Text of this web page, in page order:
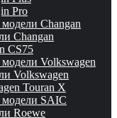
Pro
Changan
Changan
CS75
Volkswagen
Volkswagen
Touran X
модели SAIC
Roewe